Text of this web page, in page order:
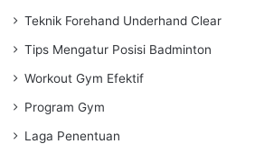
Teknik Forehand Underhand Clear
Tips Mengatur Posisi Badminton
Workout Gym Efektif
Program Gym
Laga Penentuan